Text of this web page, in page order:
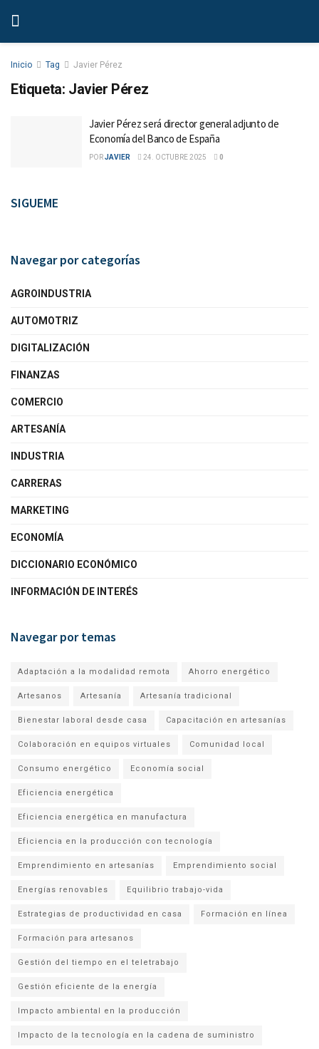
Inicio Tag Javier Pérez
Etiqueta: Javier Pérez
Javier Pérez será director general adjunto de
Economía del Banco de España
PORJAVIER 24. OCTUBRE 2025 0
SIGUEME
Navegar por categorías
AGROINDUSTRIA
AUTOMOTRIZ
DIGITALIZACIÓN
FINANZAS
COMERCIO
ARTESANÍA
INDUSTRIA
CARRERAS
MARKETING
ECONOMÍA
DICCIONARIO ECONÓMICO
INFORMACIÓN DE INTERÉS
Navegar por temas
Adaptación a la modalidad remota Ahorro energético
Artesanos Artesanía Artesanía tradicional
Bienestar laboral desde casa Capacitación en artesanías
Colaboración en equipos virtuales Comunidad local
Consumo energético Economía social
Eficiencia energética
Eficiencia energética en manufactura
Eficiencia en la producción con tecnología
Emprendimiento en artesanías Emprendimiento social
Energías renovables Equilibrio trabajo-vida
Estrategias de productividad en casa Formación en línea
Formación para artesanos
Gestión del tiempo en el teletrabajo
Gestión eficiente de la energía
Impacto ambiental en la producción
Impacto de la tecnología en la cadena de suministro